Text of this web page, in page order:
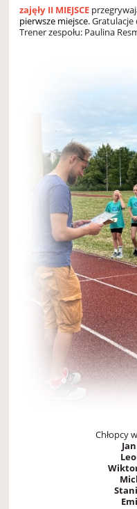
zajęły II MIEJSCE
pierwsze miejsce.Gratulacje
Trener zespołu: Paulina
Chłopcy